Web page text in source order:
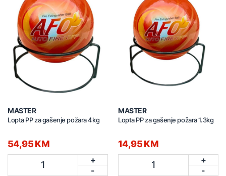
MASTER
Lopta PP za gašenje požara 4kg
54,95 KM
1
+
-
MASTER
Lopta PP za gašenje požara 1.3kg
14,95 KM
1
+
-